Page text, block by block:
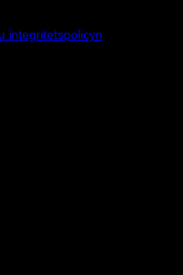
integritetspolicyn